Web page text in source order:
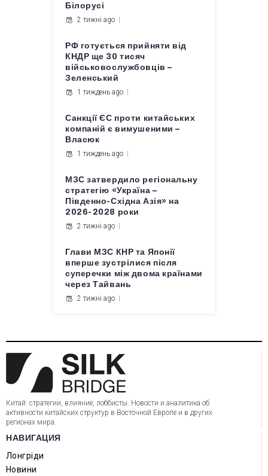
Білорусі
2 тижні ago
РФ готується прийняти від
КНДР ще 30 тисяч
військовослужбовців –
Зеленський
1 тиждень ago
Санкції ЄС проти китайських
компаній є вимушеними –
Власюк
1 тиждень ago
МЗС затвердило регіональну
стратегію «Україна –
Південно-Східна Азія» на
2026-2028 роки
2 тижні ago
Глави МЗС КНР та Японії
вперше зустрілися після
суперечки між двома країнами
через Тайвань
2 тижні ago
Китай: стратегии, влияние, лоббисты. Новости и аналитика об
активности китайских структур в Восточной Европе и в других
регионах мира.
НАВИГАЦИЯ
Лонгріди
Новини